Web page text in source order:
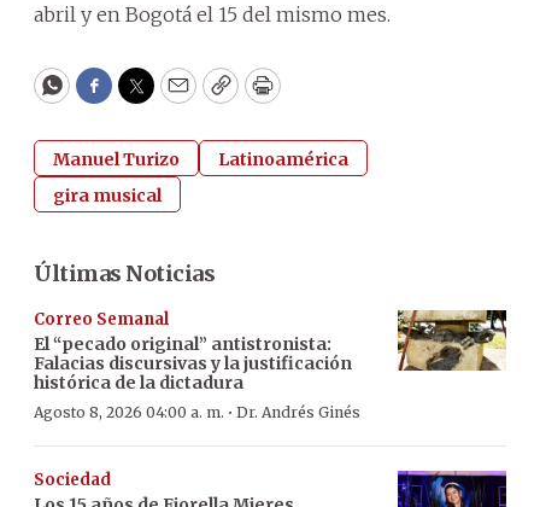
abril y en Bogotá el 15 del mismo mes.
WhatsApp
Facebook
Twitter
EmailCopyPrint
Manuel Turizo
Latinoamérica
gira musical
Últimas Noticias
Correo Semanal
El “pecado original” antistronista:
Falacias discursivas y la justificación
histórica de la dictadura
Agosto 8, 2026 04:00 a. m. · Dr. Andrés Ginés
Sociedad